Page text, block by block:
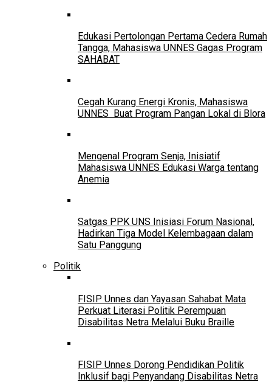
Edukasi Pertolongan Pertama Cedera Rumah
Tangga, Mahasiswa UNNES Gagas Program
SAHABAT
Cegah Kurang Energi Kronis, Mahasiswa
UNNES Buat Program Pangan Lokal di Blora
Mengenal Program Senja, Inisiatif
Mahasiswa UNNES Edukasi Warga tentang
Anemia
Satgas PPK UNS Inisiasi Forum Nasional,
Hadirkan Tiga Model Kelembagaan dalam
Satu Panggung
Politik
FISIP Unnes dan Yayasan Sahabat Mata
Perkuat Literasi Politik Perempuan
Disabilitas Netra Melalui Buku Braille
FISIP Unnes Dorong Pendidikan Politik
Inklusif bagi Penyandang Disabilitas Netra